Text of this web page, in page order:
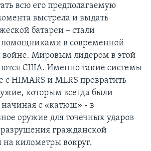
всю его предполагаемую
выстрела и выдать
батареи – стали
в современной
войне. Мировым лидером в этой
США. Именно такие системы
с HIMARS и MLRS превратить
которым всегда были
начиная с «катюш» - в
оружие для точечных ударов
разрушения гражданской
на километры вокруг.